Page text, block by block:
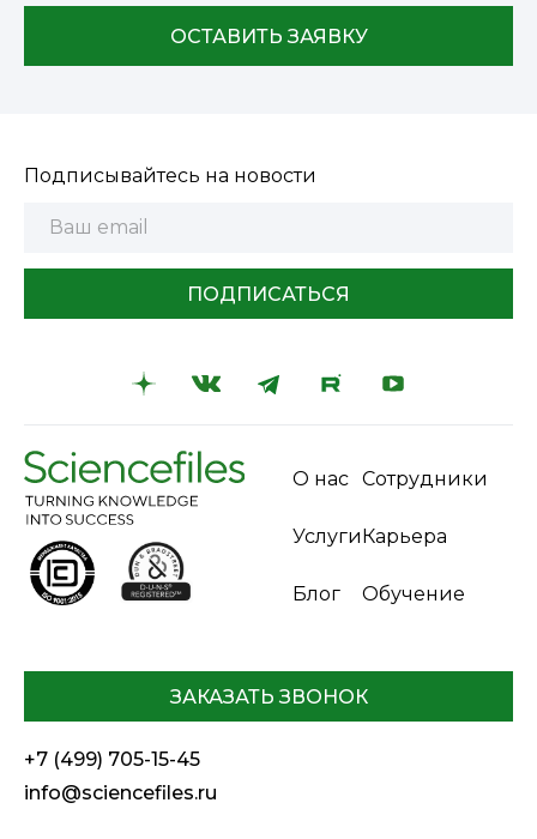
ОСТАВИТЬ ЗАЯВКУ
Подписывайтесь на новости
ПОДПИСАТЬСЯ
О нас
Услуги
Блог
Сотрудники
Карьера
Обучение
ЗАКАЗАТЬ ЗВОНОК
+7 (499) 705-15-45
info@sciencefiles.ru